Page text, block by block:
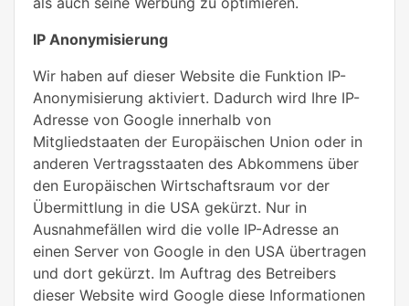
IP Anonymisierung
Wir haben auf dieser Website die Funktion IP-
Anonymisierung aktiviert. Dadurch wird Ihre IP-
Adresse von Google innerhalb von
Mitgliedstaaten der Europäischen Union oder in
anderen Vertragsstaaten des Abkommens über
den Europäischen Wirtschaftsraum vor der
Übermittlung in die USA gekürzt. Nur in
Ausnahmefällen wird die volle IP-Adresse an
einen Server von Google in den USA übertragen
und dort gekürzt. Im Auftrag des Betreibers
dieser Website wird Google diese Informationen